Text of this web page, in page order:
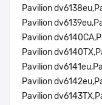
Pavilion
Pavilion
Pavilion
Pavilion
Pavilion
Pavilion
Pavilion